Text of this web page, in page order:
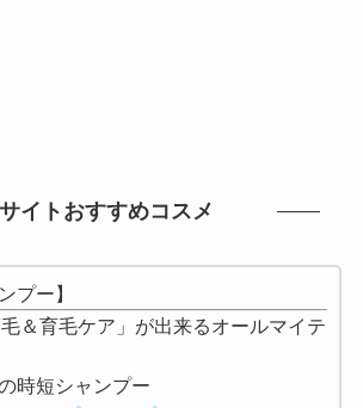
イトおすすめコスメ
プー】
＆育毛ケア」が出来るオールマイテ
時短シャンプー